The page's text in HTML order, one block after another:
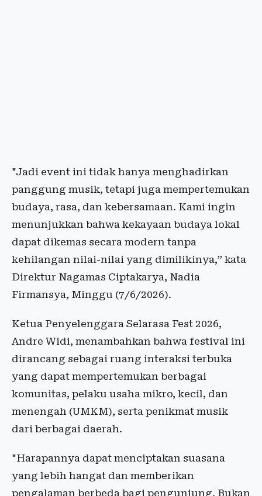
"Jadi event ini tidak hanya menghadirkan
panggung musik, tetapi juga mempertemukan
budaya, rasa, dan kebersamaan. Kami ingin
menunjukkan bahwa kekayaan budaya lokal
dapat dikemas secara modern tanpa
kehilangan nilai-nilai yang dimilikinya,” kata
Direktur Nagamas Ciptakarya, Nadia
Firmansya, Minggu (7/6/2026).
Ketua Penyelenggara Selarasa Fest 2026,
Andre Widi, menambahkan bahwa festival ini
dirancang sebagai ruang interaksi terbuka
yang dapat mempertemukan berbagai
komunitas, pelaku usaha mikro, kecil, dan
menengah (UMKM), serta penikmat musik
dari berbagai daerah.
"Harapannya dapat menciptakan suasana
yang lebih hangat dan memberikan
pengalaman berbeda bagi pengunjung. Bukan